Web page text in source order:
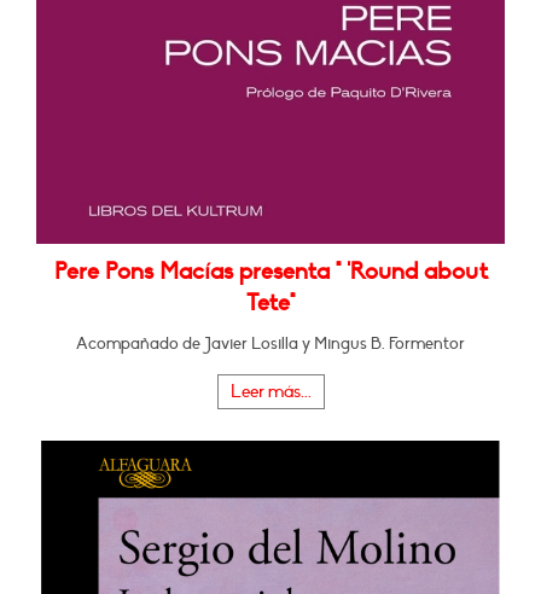
Pere Pons Macías presenta " 'Round about
Tete"
Acompañado de Javier Losilla y Mingus B. Formentor
Leer más...